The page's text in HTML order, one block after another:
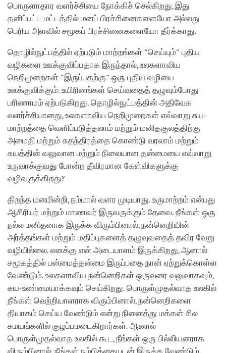
பொருளாதார வளர்ச்சியை நோக்கிச் செல்கிறது, இது
தனிப்பட்ட மட்டத்தில் மனப் பிரச்சினைகளையோ அல்லது
பெரிய அளவில் சமூகப் பிரச்சினைகளையோ தீர்க்காது.
தொழில்நுட்பத்தில் ஏற்படும் மாற்றங்கள் "செய்யும்" புதிய
வழிகளை ஊக்குவிப்பதாக இருந்தால், உலகளாவிய
நெறிமுறைகள் "இருப்பதற்கு" ஒரு புதிய வழியை
ஊக்குவிக்கும். உயிரினங்கள் செய்வதைத் தழுவும்போது
பரிணாமம் ஏற்படுகிறது. தொழில்நுட்பத்தின் அதிவேக
வளர்ச்சியானது, உலகளாவிய நெறிமுறைகள் எவ்வாறு சுய-
மாற்றத்தை வெளிப்படுத்தலாம் மற்றும் மனிதகுலத்திற்கு
அமைதி மற்றும் சுதந்திரத்தை கொண்டு வரலாம் மற்றும்
சுயத்தின் வலுவான மற்றும் நிலையான தன்மையை எவ்வாறு
உருவாக்குவது போன்ற தீவிரமான கேள்விகளுக்கு
வழிவகுக்கிறது?
திறந்த மனமின்றி, நம்மால் வளர முடியாது. உருமாற்றம் என்பது
ஆசிரியர் மற்றும் மாணவர் இருவருக்கும் தேவை. நீங்கள் ஒரு
நல்ல மனிதனாக இருக்க விரும்பினால், நன்னெறியின்
அர்த்தங்கள் மற்றும் மதிப்புகளைத் தழுவுவதைத் தவிர வேறு
வழியில்லை. எனக்கு என் அடையாளம் இருக்கிறது, ஆனால்
சமூகத்தில் பன்மைத்தன்மை இருப்பதை நான் ஏற்றுக்கொள்ள
வேண்டும். உலகளாவிய நன்னெறிகள் ஒருவரை வலுவாகவும்,
சுய-உண்மையாக்கவும் செய்கிறது. பொருள்முதல்வாத உலகில்
நீங்கள் வெற்றியாளராக விரும்பினால், நன்னெறிகளை
தியாகம் செய்ய வேண்டும் என்று நினைத்து மக்கள் சில
சமயங்களில் குழப்பமடைகிறார்கள். ஆனால்
பொருள்முதல்வாத உலகில் கூட, நீங்கள் ஒரு பில்லியனராக